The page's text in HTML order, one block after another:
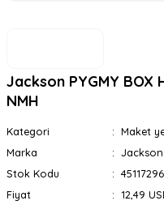
Jackson PYGMY BOX
NMH
Kategori
Maket
Marka
Stok Kodu
Fiyat
12,49